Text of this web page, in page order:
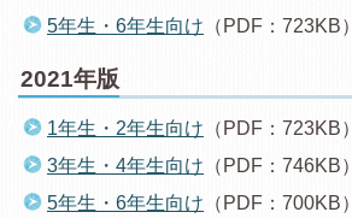
5年生・6年生向け （PDF：723KB）
2021年版
1年生・2年生向け （PDF：723KB）
3年生・4年生向け （PDF：746KB）
5年生・6年生向け （PDF：700KB）